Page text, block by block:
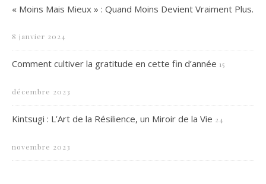
« Moins Mais Mieux » : Quand Moins Devient Vraiment Plus.
8 janvier 2024
Comment cultiver la gratitude en cette fin d’année 15
décembre 2023
Kintsugi : L’Art de la Résilience, un Miroir de la Vie 24
novembre 2023